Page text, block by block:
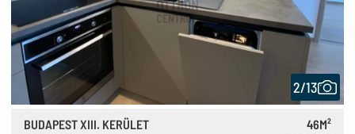
2/13
BUDAPEST XIII. KERÜLET
46M²